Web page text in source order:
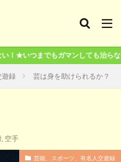
しても治らない！★本気で治した
遊録 芸は身を助けられるか？
, 空手
芸能、スポーツ、有名人交遊録